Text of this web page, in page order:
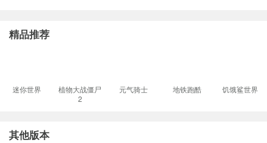
精品推荐
迷你世界
植物大战僵尸
2
元气骑士 地铁跑酷 饥饿鲨世界
其他版本